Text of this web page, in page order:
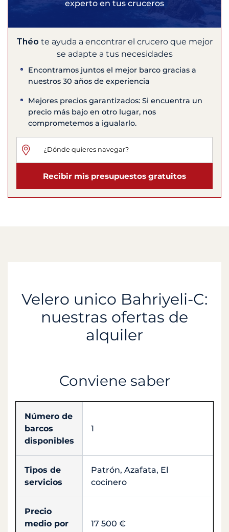
experto en tus cruceros
Théo te ayuda a encontrar el crucero que mejor
se adapte a tus necesidades
Encontramos juntos el mejor barco gracias a
nuestros 30 años de experiencia
Mejores precios garantizados: Si encuentra un
precio más bajo en otro lugar, nos
comprometemos a igualarlo.
Recibir mis presupuestos gratuitos
Velero unico Bahriyeli-C:
nuestras ofertas de
alquiler
Conviene saber
Número de
barcos
disponibles
1
Tipos de
servicios
Patrón, Azafata, El
cocinero
Precio
medio por
17 500 €